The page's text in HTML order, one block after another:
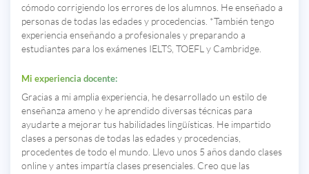
cómodo corrigiendo los errores de los alumnos. He enseñado a
personas de todas las edades y procedencias. *También tengo
experiencia enseñando a profesionales y preparando a
estudiantes para los exámenes IELTS, TOEFL y Cambridge.
Mi experiencia docente:
Gracias a mi amplia experiencia, he desarrollado un estilo de
enseñanza ameno y he aprendido diversas técnicas para
ayudarte a mejorar tus habilidades lingüísticas. He impartido
clases a personas de todas las edades y procedencias,
procedentes de todo el mundo. Llevo unos 5 años dando clases
online y antes impartía clases presenciales. Creo que las